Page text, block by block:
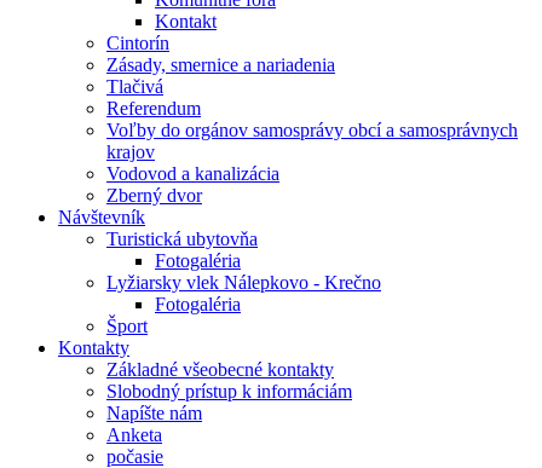
Kontakt
Cintorín
Zásady, smernice a nariadenia
Tlačivá
Referendum
Voľby do orgánov samosprávy obcí a samosprávnych
krajov
Vodovod a kanalizácia
Zberný dvor
Návštevník
Turistická ubytovňa
Fotogaléria
Lyžiarsky vlek Nálepkovo - Krečno
Fotogaléria
Šport
Kontakty
Základné všeobecné kontakty
Slobodný prístup k informáciám
Napíšte nám
Anketa
počasie